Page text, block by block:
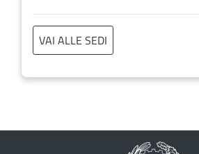
VAI ALLE SEDI